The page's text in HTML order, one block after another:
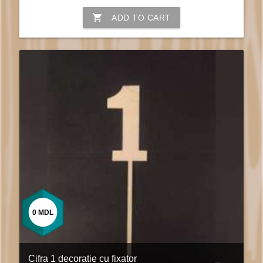
shopping_cart ADD TO CART
Cifra 1 decoratie cu fixator
0 MDL